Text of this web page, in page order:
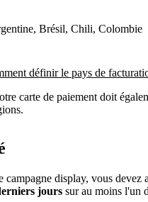
Brésil, Chili, Colombie
définir le pays de
carte de paiement doit
campagne display, vous
jours sur au moins l'un